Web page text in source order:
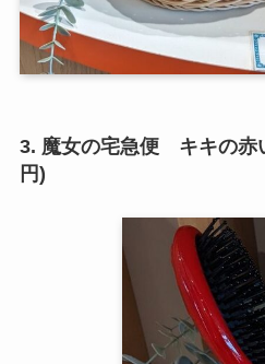
3. 魔女の宅急便 キキの
円)